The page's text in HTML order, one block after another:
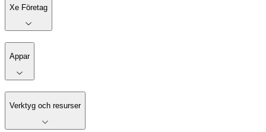
Xe Företag
Appar
Verktyg och resurser